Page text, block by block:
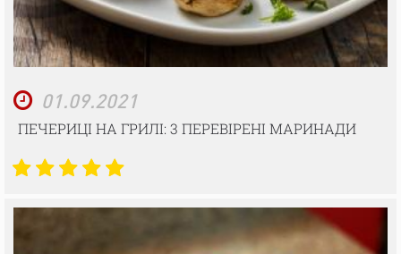
01.09.2021
ПЕЧЕРИЦІ НА ГРИЛІ: 3 ПЕРЕВІРЕНІ МАРИНАДИ